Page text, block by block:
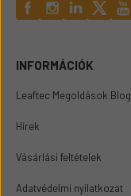
INFORMÁCIÓK
Leaftec Megoldások Blog
Hírek
Vásárlási feltételek
Adatvédelmi nyilatkozat